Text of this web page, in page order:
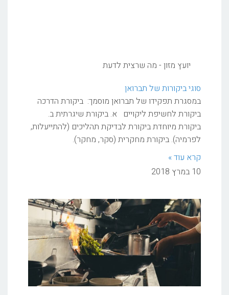
יועץ מזון - מה שרצית לדעת
סוגי ביקורות של תברואן
במסגרת תפקידו של תברואן מוסמך: ביקורת הדרכה
ביקורת לחשיפת ליקויים א. ביקורת שיגרתית ב.
ביקורת מיוחדת ביקורת לבדיקת תהליכים (להתייעלות,
לפרמיה). ביקורת מחקרית (סקר, מחקר).
קרא עוד »
10 במרץ 2018